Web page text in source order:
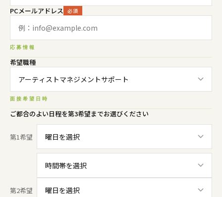
PCメールアドレス 必須
応募情報
希望職種
面接希望日時
ご都合のよい日程を第3希望までお選びください
第1希望
第2希望